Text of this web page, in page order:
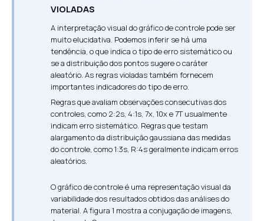
VIOLADAS
A interpretação visual do gráfico de controle pode ser
muito elucidativa. Podemos inferir se há uma
tendência, o que indica o tipo de erro sistemático ou
se a distribuição dos pontos sugere o caráter
aleatório. As regras violadas também fornecem
importantes indicadores do tipo de erro.
Regras que avaliam observações consecutivas dos
controles, como 2:2s, 4:1s, 7x, 10x e 7T usualmente
indicam erro sistemático. Regras que testam
alargamento da distribuição gaussiana das medidas
do controle, como 1:3s, R:4s geralmente indicam erros
aleatórios.
O gráfico de controle é uma representação visual da
variabilidade dos resultados obtidos das análises do
material. A figura 1 mostra a conjugação de imagens,